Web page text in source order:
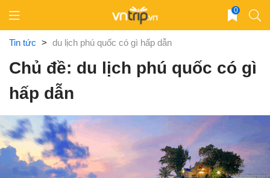
content
0
Tin tức > du lịch phú quốc có gì hấp dẫn
Chủ đề: du lịch phú quốc có gì
hấp dẫn